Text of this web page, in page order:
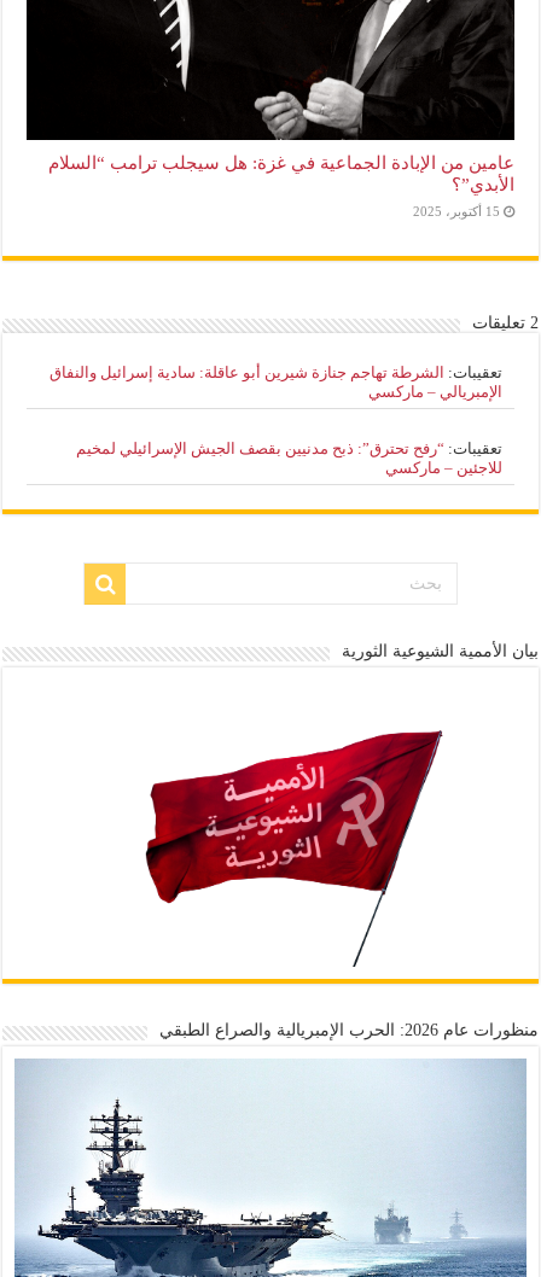
عامين من الإبادة الجماعية في غزة: هل سيجلب ترامب “السلام
الأبدي”؟
15 أكتوبر، 2025
2 تعليقات
تعقيبات: الشرطة تهاجم جنازة شيرين أبو عاقلة: سادية إسرائيل والنفاق
الإمبريالي – ماركسي
تعقيبات: “رفح تحترق”: ذبح مدنيين بقصف الجيش الإسرائيلي لمخيم
للاجئين – ماركسي
بيان الأممية الشيوعية الثورية
منظورات عام 2026: الحرب الإمبريالية والصراع الطبقي